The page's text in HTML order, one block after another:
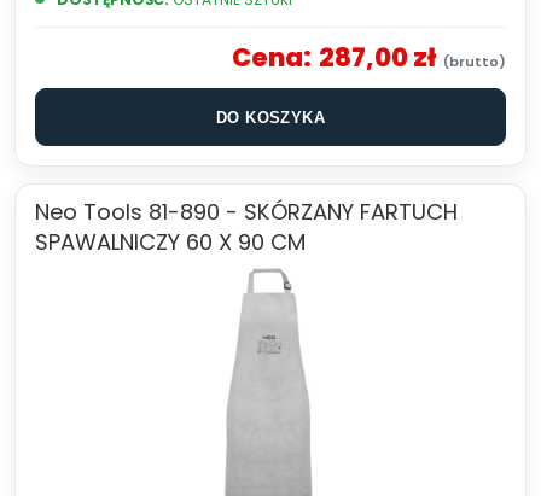
Cena: 287,00 zł
DO KOSZYKA
Neo Tools 81-890 - SKÓRZANY FARTUCH
SPAWALNICZY 60 X 90 CM